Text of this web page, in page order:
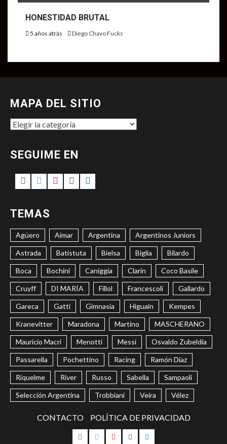
HONESTIDAD BRUTAL
5 años atrás Diego Chavo Fucks
MAPA DEL SITIO
MAPA
SITIO
SEGUIME EN
Instagram
TwitterYoutubeFacebook
LinkedIn
TEMAS
Agüero Aimar Argentina Argentinos Juniors
Astrada Batistuta Bielsa Biglia Bilardo
Boca Bochini Caniggia Clarín Coco Basile
Cruyff DI MARÍA Fillol Francescoli Gallardo
Gareca Gatti Gimnasia Higuaín Kempes
Kranevitter Maradona Martino MASCHERANO
Mauricio Macri Menotti Messi Osvaldo Zubeldía
Passarella Pochettino Racing Ramón Díaz
Riquelme River Russo Sabella Sampaoli
Selección Argentina Trobbiani Veira Vélez
CONTACTO POLÍTICA DE PRIVACIDAD
Instagram
TwitterYoutubeFacebookLinkedIn